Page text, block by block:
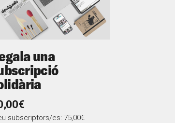
una
subscriptors/es: 75,00€